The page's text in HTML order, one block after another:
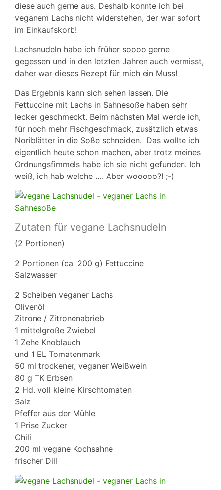
diese auch gerne aus. Deshalb konnte ich bei
veganem Lachs nicht widerstehen, der war sofort
im Einkaufskorb!
Lachsnudeln habe ich früher soooo gerne
gegessen und in den letzten Jahren auch vermisst,
daher war dieses Rezept für mich ein Muss!
Das Ergebnis kann sich sehen lassen. Die
Fettuccine mit Lachs in Sahnesoße haben sehr
lecker geschmeckt. Beim nächsten Mal werde ich,
für noch mehr Fischgeschmack, zusätzlich etwas
Noriblätter in die Soße schneiden. Das wollte ich
eigentlich heute schon machen, aber trotz meines
Ordnungsfimmels habe ich sie nicht gefunden. Ich
weiß, ich hab welche …. Aber wooooo?! ;-)
Zutaten für vegane Lachsnudeln
(2 Portionen)
2 Portionen (ca. 200 g) Fettuccine
Salzwasser
2 Scheiben veganer Lachs
Olivenöl
Zitrone / Zitronenabrieb
1 mittelgroße Zwiebel
1 Zehe Knoblauch
und 1 EL Tomatenmark
50 ml trockener, veganer Weißwein
80 g TK Erbsen
2 Hd. voll kleine Kirschtomaten
Salz
Pfeffer aus der Mühle
1 Prise Zucker
Chili
200 ml vegane Kochsahne
frischer Dill